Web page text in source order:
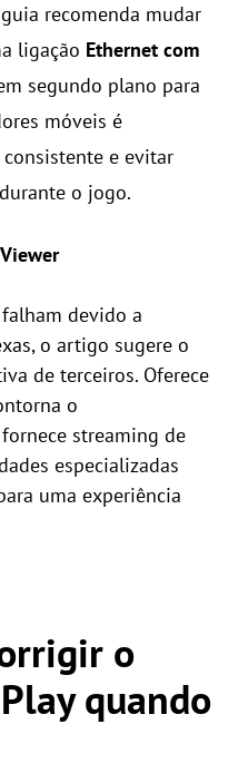
recomenda mudar
ligação Ethernet com
segundo plano para
móveis é
e evitar
o jogo.
devido a
o artigo sugere o
de terceiros. Oferece
o
streaming de
especializadas
uma experiência
o
quando